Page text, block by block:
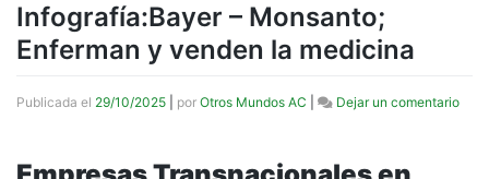
Infografía:Bayer – Monsanto;
Enferman y venden la medicina
Publicada el 29/10/2025 por Otros Mundos AC Dejar un comentarioen